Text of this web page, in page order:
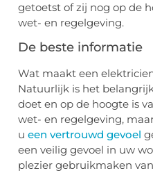
getoetst of zij nog op de
wet- en regelgeving.
De beste informatie
Wat maakt een
Natuurlijk is het
doet en op de hoogte is
wet- en regelgeving,
u een vertrouwd gevoel
een veilig gevoel in uw
plezier gebruikmaken